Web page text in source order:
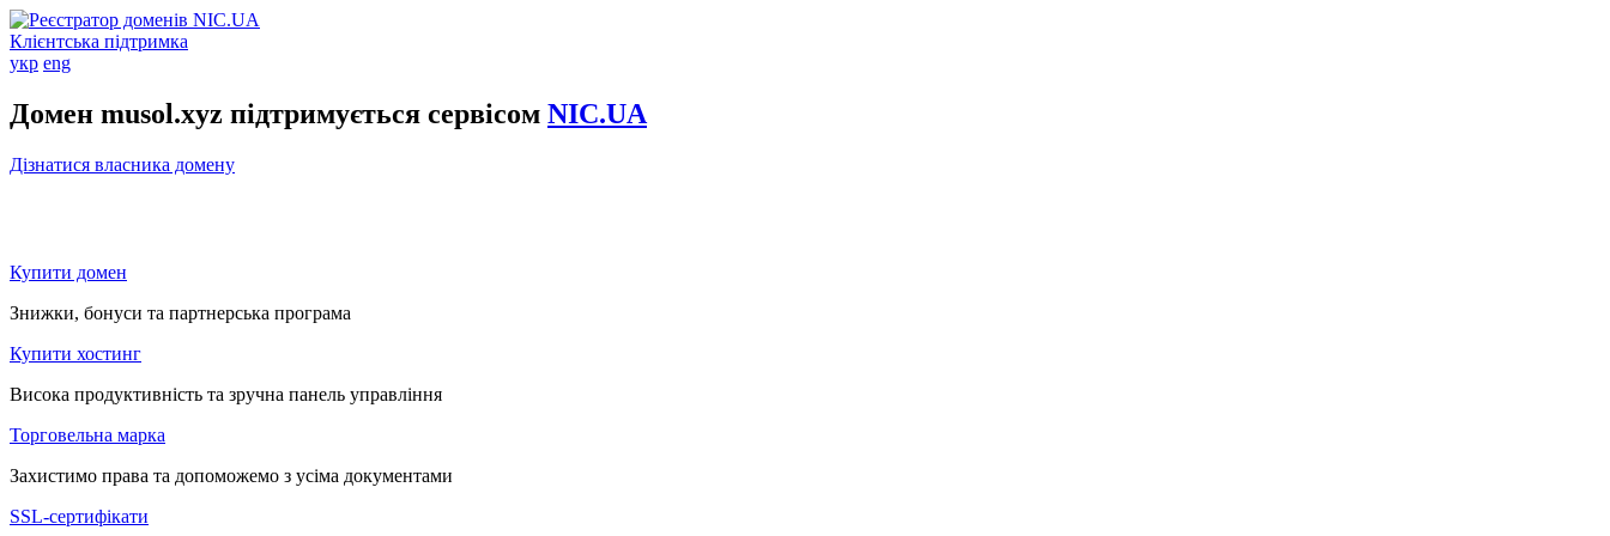
Клієнтська підтримка
укр eng
Домен musol.xyz підтримується сервісом NIC.UA
Дізнатися власника домену
Купити домен
Знижки, бонуси та партнерська програма
Купити хостинг
Висока продуктивність та зручна панель управління
Торговельна марка
Захистимо права та допоможемо з усіма документами
SSL-сертифікати